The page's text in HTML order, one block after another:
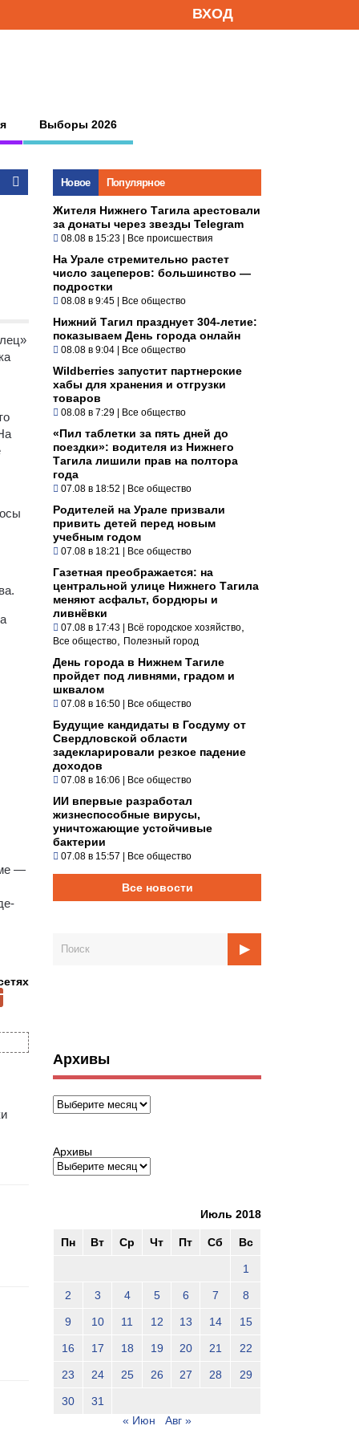
ВХОД
Выборы 2026
—
Новое Популярное
Жителя Нижнего Тагила арестовали
за донаты через звезды Telegram
08.08 в 15:23 | Все происшествия
На Урале стремительно растет
число зацеперов: большинство —
подростки
08.08 в 9:45 | Все общество
Нижний Тагил празднует 304-летие:
показываем День города онлайн
08.08 в 9:04 | Все общество
Wildberries запустит партнерские
хабы для хранения и отгрузки
товаров
08.08 в 7:29 | Все общество
«Пил таблетки за пять дней до
поездки»: водителя из Нижнего
Тагила лишили прав на полтора
года
07.08 в 18:52 | Все общество
Родителей на Урале призвали
привить детей перед новым
учебным годом
07.08 в 18:21 | Все общество
Газетная преображается: на
центральной улице Нижнего Тагила
меняют асфальт, бордюры и
ливнёвки
07.08 в 17:43 | Всё городское хозяйство
Все общество Полезный город
День города в Нижнем Тагиле
пройдет под ливнями, градом и
шквалом
07.08 в 16:50 | Все общество
Будущие кандидаты в Госдуму от
Свердловской области
задекларировали резкое падение
доходов
07.08 в 16:06 | Все общество
ИИ впервые разработал
жизнеспособные вирусы,
уничтожающие устойчивые
бактерии
07.08 в 15:57 | Все общество
Все новости
Архивы
Архивы
Архивы
Июль 2018
Пн Вт Ср Чт Пт Сб Вс
1
2 3 4 5 6 7 8
9 10 11 12 13 14 15
16 17 18 19 20 21 22
23 24 25 26 27 28 29
30
31
« Июн
Авг »